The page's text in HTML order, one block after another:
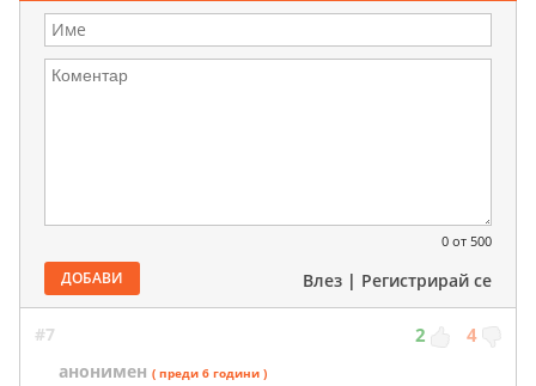
0 от 500
ДОБАВИ Влез | Регистрирай се
#7 2 4
анонимен ( преди 6 години )